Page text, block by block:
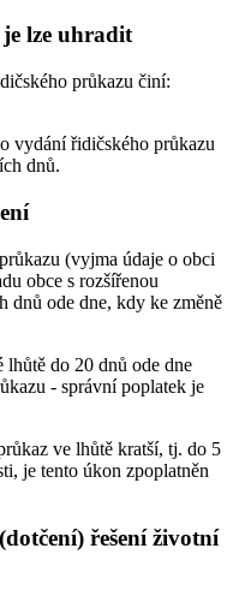
lze uhradit
průkazu činí:
vydání řidičského průkazu
dnů.
(vyjma údaje o obci
obce s rozšířenou
dnů ode dne, kdy ke změně
do 20 dnů ode dne
- správní poplatek je
ve lhůtě kratší, tj. do 5
je tento úkon zpoplatněn
řešení životní